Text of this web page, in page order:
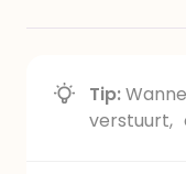
Tip:
verstuurt,